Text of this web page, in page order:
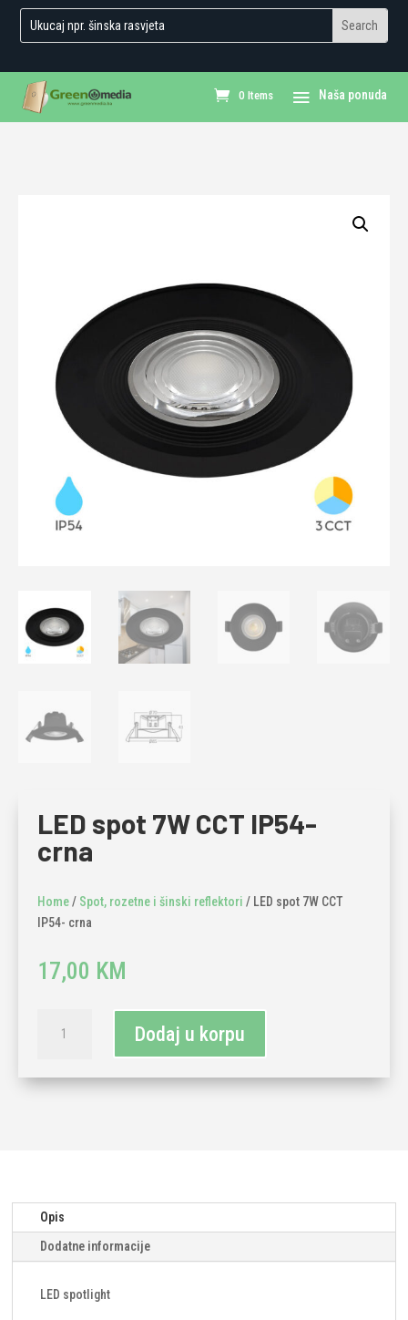
0 Items
LED spot 7W CCT IP54-
crna
Home/ Spot, rozetne i šinski reflektori / LED spot 7W CCT
IP54- crna
17,00 KM
CCT
Dodaj u korpu
Opis
Dodatne informacije
LED spotlight